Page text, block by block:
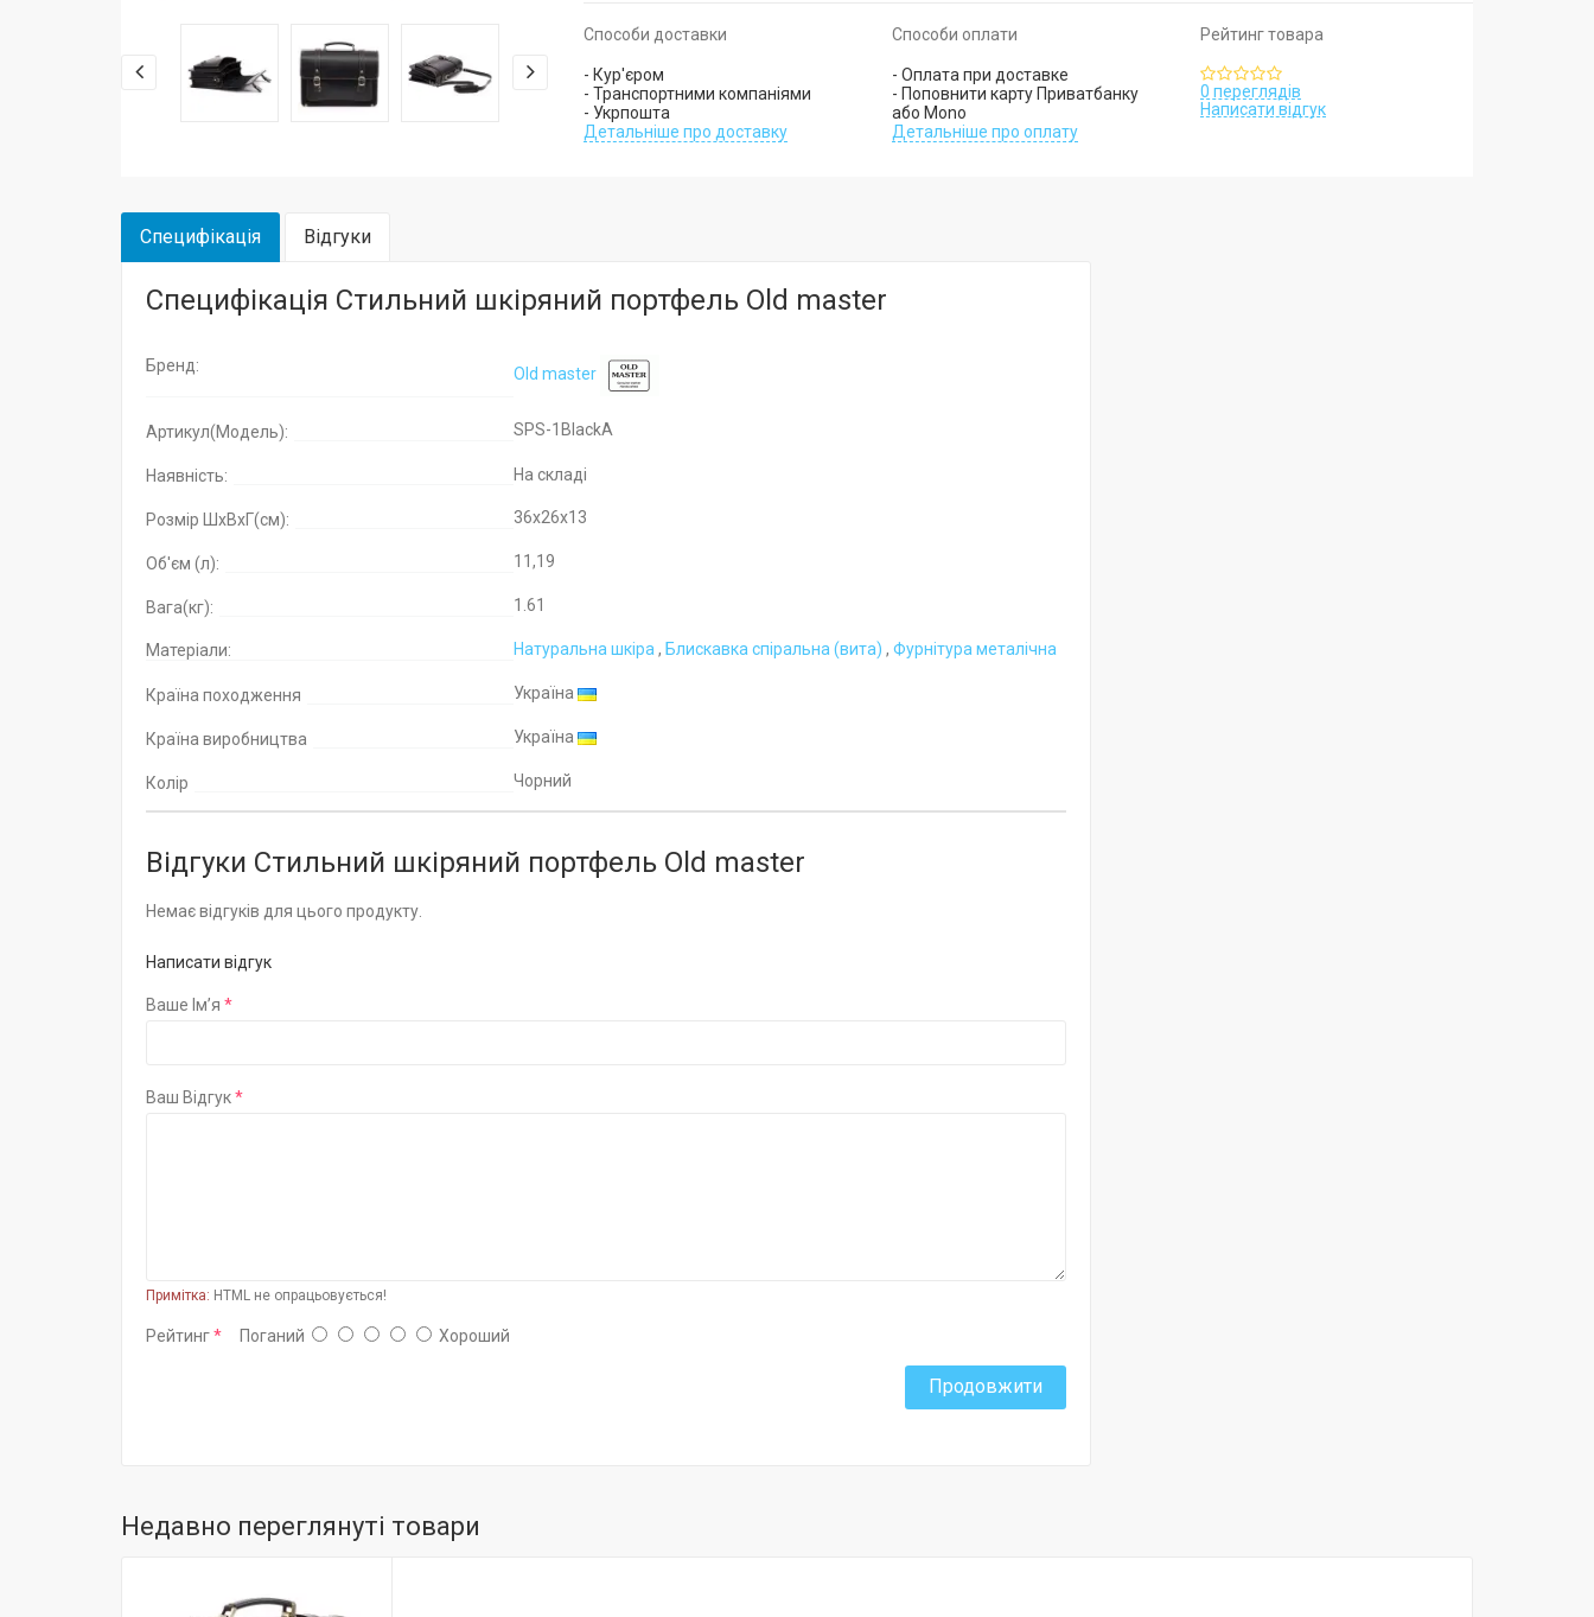
Способи доставки
- Кур'єром
- Транспортними компаніями
- Укрпошта
Детальніше про доставку
Способи оплати
- Оплата при доставке
- Поповнити карту Приватбанку
або Mono
Детальніше про оплату
Рейтинг товара
0 переглядів
Написати відгук
Специфікація Відгуки
Специфікація Стильний шкіряний портфель Old master
Бренд: Old master
Артикул(Модель): SPS-1BlackA
Наявність: На складі
Розмір ШхВхГ(см): 36x26x13
Об'єм (л): 11,19
Вага(кг): 1.61
Матеріали: Натуральна шкіра , Блискавка спіральна (вита) , Фурнітура металічна
Країна походження Україна
Країна виробництва Україна
Колір Чорний
Відгуки Стильний шкіряний портфель Old master
Немає відгуків для цього продукту.
Написати відгук
Ваше Ім’я
Ваш Відгук
Примітка: HTML не опрацьовується!
Рейтинг Поганий Хороший
Продовжити
Недавно переглянуті товари